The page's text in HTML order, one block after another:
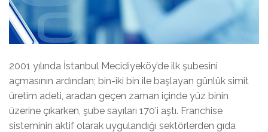
2001 yılında İstanbul Mecidiyeköy’de ilk şubesini
açmasının ardından; bin-iki bin ile başlayan günlük simit
üretim adeti, aradan geçen zaman içinde yüz binin
üzerine çıkarken, şube sayıları 170’i aştı. Franchise
sisteminin aktif olarak uygulandığı sektörlerden gıda